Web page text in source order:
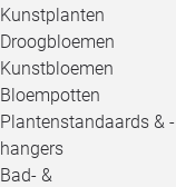
Kunstplanten
Droogbloemen
Kunstbloemen
Bloempotten
Plantenstandaards & -
hangers
Bad- &